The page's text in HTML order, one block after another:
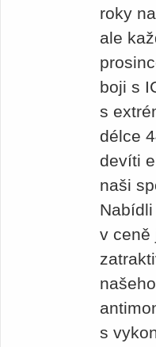
roky
ale
boji s
s
délce
devíti
naši
v ceně
s